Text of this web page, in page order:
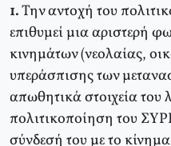
1.Την αντοχή του
επιθυμεί μια αριστερή
κινημάτων (νεολαίας,
υπεράσπισης των
απωθητικά στοιχεία
πολιτικοποίηση του
σύνδεσή του με το